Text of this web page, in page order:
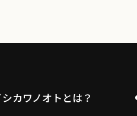
シカワノオトとは？